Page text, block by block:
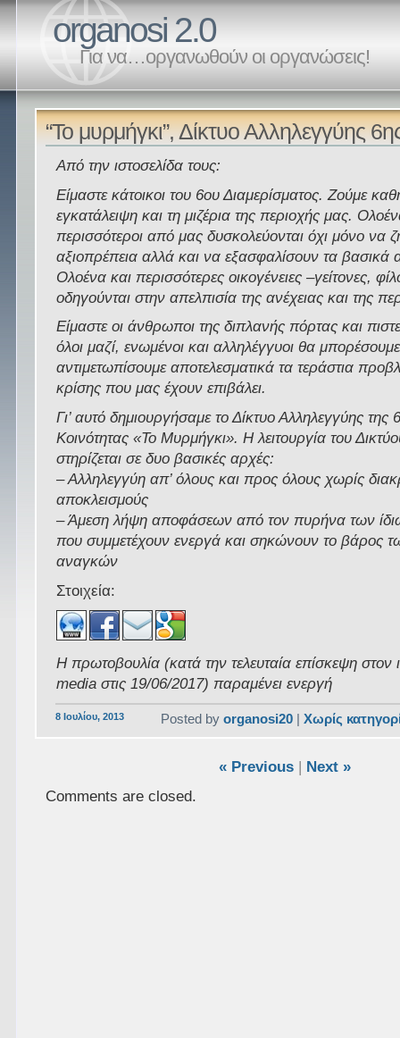
organosi 2.0
Για να…οργανωθούν οι οργανώσεις!
“Το μυρμήγκι”, Δίκτυο Αλληλεγγύης
Από την ιστοσελίδα τους:
Είμαστε κάτοικοι του 6ου Διαμερίσματος. Ζούμε
εγκατάλειψη και τη μιζέρια της περιοχής μας.
περισσότεροι από μας δυσκολεύονται όχι μόνο να
αξιοπρέπεια αλλά και να εξασφαλίσουν τα βασικά
Ολοένα και περισσότερες οικογένειες –γείτονες,
οδηγούνται στην απελπισία της ανέχειας και της
Είμαστε οι άνθρωποι της διπλανής πόρτας και
όλοι μαζί, ενωμένοι και αλληλέγγυοι θα
αντιμετωπίσουμε αποτελεσματικά τα τεράστια
κρίσης που μας έχουν επιβάλει.
Γι’ αυτό δημιουργήσαμε το Δίκτυο Αλληλεγγύης της
Κοινότητας «Το Μυρμήγκι». Η λειτουργία του
στηρίζεται σε δυο βασικές αρχές:
– Αλληλεγγύη απ’ όλους και προς όλους χωρίς
αποκλεισμούς
– Άμεση λήψη αποφάσεων από τον πυρήνα των
που συμμετέχουν ενεργά και σηκώνουν το βάρος
αναγκών
Στοιχεία:
Η πρωτοβουλία (κατά την τελευταία επίσκεψη
media στις 19/06/2017) παραμένει ενεργή
8 Ιουλίου, 2013 Posted byorganosi20 |Χωρίς
« Previous| Next »
Comments are closed.